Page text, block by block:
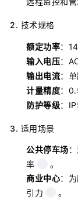
2. 技术规格
额定功率：
输入电压：
输出电流：
计量精度：
防护等级：
3. 适用场景
公共停车场
率
。
商业中心：
引力
。